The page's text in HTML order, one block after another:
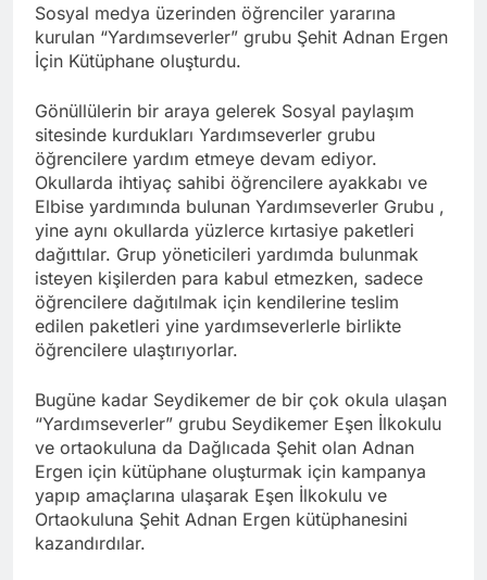
Sosyal medya üzerinden öğrenciler yararına
kurulan “Yardımseverler” grubu Şehit Adnan Ergen
İçin Kütüphane oluşturdu.
Gönüllülerin bir araya gelerek Sosyal paylaşım
sitesinde kurdukları Yardımseverler grubu
öğrencilere yardım etmeye devam ediyor.
Okullarda ihtiyaç sahibi öğrencilere ayakkabı ve
Elbise yardımında bulunan Yardımseverler Grubu ,
yine aynı okullarda yüzlerce kırtasiye paketleri
dağıttılar. Grup yöneticileri yardımda bulunmak
isteyen kişilerden para kabul etmezken, sadece
öğrencilere dağıtılmak için kendilerine teslim
edilen paketleri yine yardımseverlerle birlikte
öğrencilere ulaştırıyorlar.
Bugüne kadar Seydikemer de bir çok okula ulaşan
“Yardımseverler” grubu Seydikemer Eşen İlkokulu
ve ortaokuluna da Dağlıcada Şehit olan Adnan
Ergen için kütüphane oluşturmak için kampanya
yapıp amaçlarına ulaşarak Eşen İlkokulu ve
Ortaokuluna Şehit Adnan Ergen kütüphanesini
kazandırdılar.